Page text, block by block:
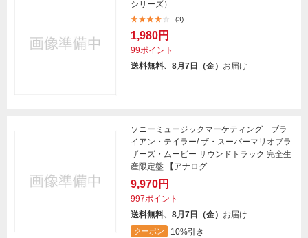
シリーズ）
(3)
1,980円
99ポイント
送料無料、8月7日（金） お届け
ソニーミュージックマーケティング ブラ
イアン・テイラー/ ザ・スーパーマリオブラ
ザーズ・ムービー サウンドトラック 完全生
産限定盤 【アナログ...
9,970円
997ポイント
送料無料、8月7日（金） お届け
クーポン 10%引き